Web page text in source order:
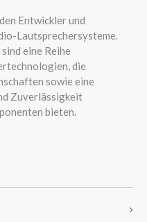
Entwickler und
Lautsprechersysteme.
eine Reihe
die
sowie eine
Zuverlässigkeit
bieten.